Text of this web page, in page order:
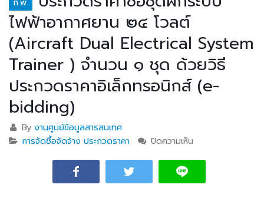
ไฟฟ้าอากาศยาน ๒๔ โวลต์
(Aircraft Dual Electrical System
Trainer ) จำนวน ๑ ชุด ด้วยวิธี
ประกวดราคาอิเล็กทรอนิกส์ (e-
bidding)
Byงานศูนย์ข้อมูลสารสนเทศ
การจัดซื้อจัดจ้าง ประกวดราคา
ปิดความเห็น
ฝึกระบบไฟฟ้า